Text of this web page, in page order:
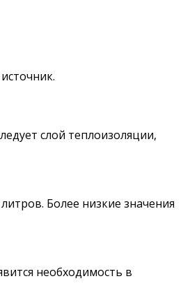
слой теплоизоляции,
Более низкие значения
необходимость в